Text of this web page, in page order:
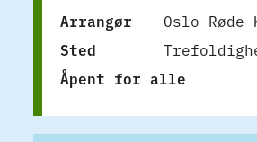
Arrangør
Oslo Røde
Sted
Åpent for alle